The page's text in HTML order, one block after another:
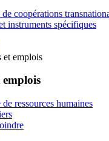
de coopérations
instruments spécifiques
et emplois
emplois
ressources humaines